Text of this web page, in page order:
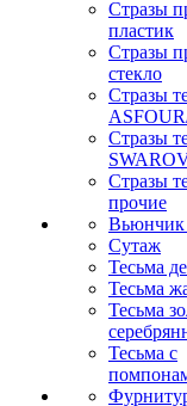
Стразы
пластик
Стразы
стекло
Стразы
Стразы
Стразы
прочие
Вьюнчик
Сутаж
Тесьма
Тесьма
Тесьма
Тесьма с